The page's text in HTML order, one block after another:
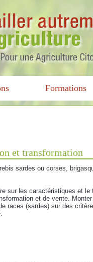
Formations
et transformation
sardes ou corses,
sur les caractéristiques et
et de vente.
races (sardes) sur des